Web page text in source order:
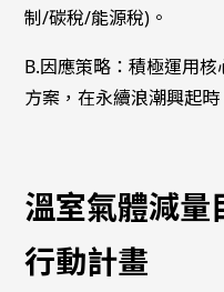
制/碳稅/能源稅)。
B.因應策略：積極運用
方案，在永續浪潮興起
溫室氣體減量
行動計畫